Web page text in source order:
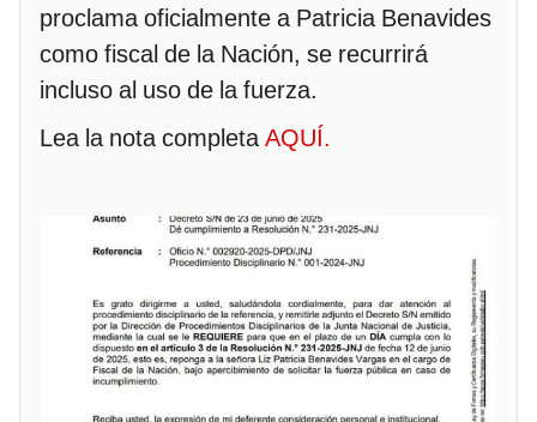
proclama oficialmente a Patricia Benavides
como fiscal de la Nación, se recurrirá
incluso al uso de la fuerza.
Lea la nota completaAQUÍ.